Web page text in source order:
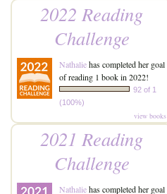
2022 Reading
Challenge
Nathaliehas completed her goal
of reading 1 book in 2022!
92 of 1
(100%)
view books
2021 Reading
Challenge
Nathaliehas completed her goal